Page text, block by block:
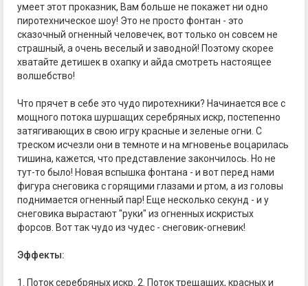
умеет этот проказник, Вам больше не покажет ни одно
пиротехническое шоу! Это не просто фонтан - это
сказочный огненный человечек, вот только он совсем не
страшный, а очень веселый и заводной! Поэтому скорее
хватайте детишек в охапку и айда смотреть настоящее
волшебство!
Что прячет в себе это чудо пиротехники? Начинается все с
мощного потока шуршащих серебряных искр, постепенно
затягивающих в свою игру красные и зеленые огни. С
треском исчезли они в темноте и на мгновенье воцарилась
тишина, кажется, что представление закончилось. Но не
тут-то было! Новая вспышка фонтана - и вот перед нами
фигура снеговика с горящими глазами и ртом, а из головы
поднимается огненный пар! Еще несколько секунд - и у
снеговика вырастают "руки" из огненных искристых
форсов. Вот так чудо из чудес - снеговик-огневик!
Эффекты:
1. Поток серебряных искр. 2. Поток трещащих, красных и